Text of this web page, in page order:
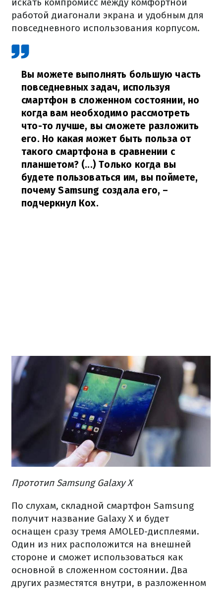
работой диагонали экрана и удобным для
повседневного использования корпусом.
Вы можете выполнять большую часть
повседневных задач, используя
смартфон в сложенном состоянии, но
когда вам необходимо рассмотреть
что-то лучше, вы сможете разложить
его. Но какая может быть польза от
такого смартфона в сравнении с
планшетом? (...) Только когда вы
будете пользоваться им, вы поймете,
почему Samsung создала его, –
подчеркнул Кох.
Прототип Samsung Galaxy X
По слухам, складной смартфон Samsung
получит название Galaxy X и будет
оснащен сразу тремя AMOLED-дисплеями.
Один из них расположится на внешней
стороне и сможет использоваться как
основной в сложенном состоянии. Два
других разместятся внутри, в разложенном